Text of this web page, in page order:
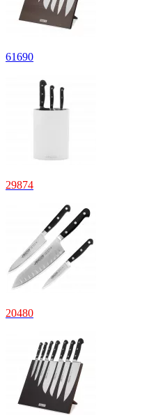
61690
29874
20480